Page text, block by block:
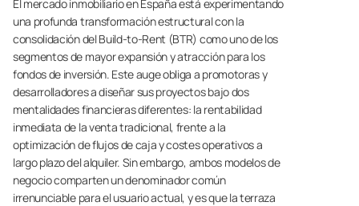
El mercado inmobiliario en España está experimentando
una profunda transformación estructural con la
consolidación del Build-to-Rent (BTR) como uno de los
segmentos de mayor expansión y atracción para los
fondos de inversión. Este auge obliga a promotoras y
desarrolladores a diseñar sus proyectos bajo dos
mentalidades financieras diferentes: la rentabilidad
inmediata de la venta tradicional, frente a la
optimización de flujos de caja y costes operativos a
largo plazo del alquiler. Sin embargo, ambos modelos de
negocio comparten un denominador común
irrenunciable para el usuario actual, y es que la terraza